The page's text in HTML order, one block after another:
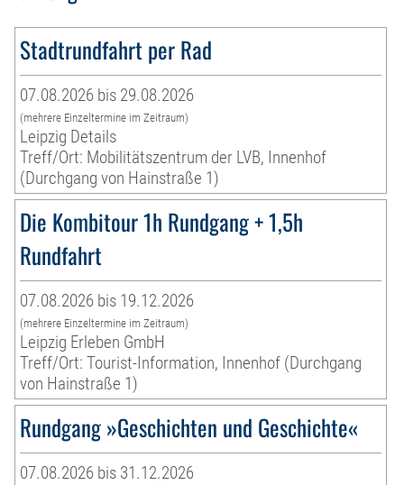
Stadtrundfahrt per Rad
07.08.2026 bis 29.08.2026
(mehrere Einzeltermine im Zeitraum)
Leipzig Details
Treff/Ort: Mobilitätszentrum der LVB, Innenhof
(Durchgang von Hainstraße 1)
Die Kombitour 1h Rundgang + 1,5h
Rundfahrt
07.08.2026 bis 19.12.2026
(mehrere Einzeltermine im Zeitraum)
Leipzig Erleben GmbH
Treff/Ort: Tourist-Information, Innenhof (Durchgang
von Hainstraße 1)
Rundgang »Geschichten und Geschichte«
07.08.2026 bis 31.12.2026